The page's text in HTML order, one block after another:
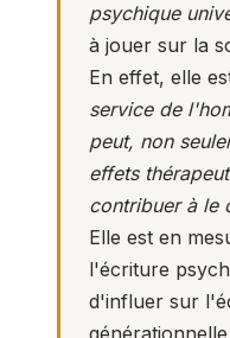
psychique
à jouer sur la
En effet, elle
service de
peut, non
effets
contribuer à le
Elle est en
l'écriture
d'influer sur